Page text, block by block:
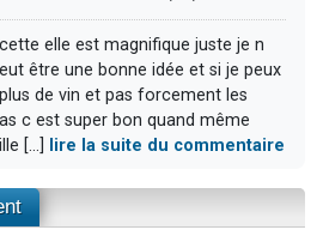
elle est magnifique juste je n
être une bonne idée et si je peux
de vin et pas forcement les
c est super bon quand même
[...]
lire la suite du commentaire